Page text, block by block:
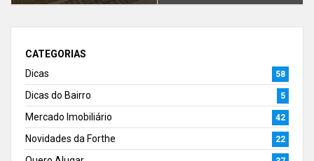
CATEGORIAS
Dicas
58
Dicas do Bairro 5
Mercado Imobiliário 42
Novidades da Forthe 22